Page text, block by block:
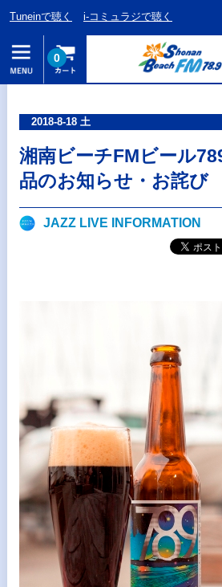
Tuneinで聴く i-コミュラジで聴く
0
2018-8-18 土
湘南ビーチFMビール
品のお知らせ・お詫び
JAZZ LIVE INFORMATION